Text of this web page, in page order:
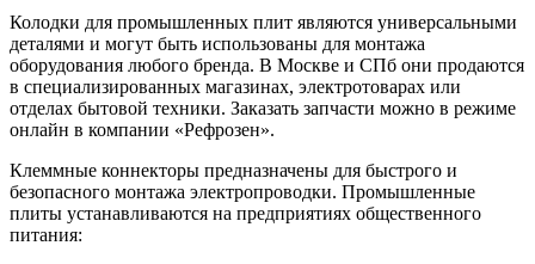
Колодки для промышленных плит являются универсальными
деталями и могут быть использованы для монтажа
оборудования любого бренда. В Москве и СПб они продаются
в специализированных магазинах, электротоварах или
отделах бытовой техники. Заказать запчасти можно в режиме
онлайн в компании «Рефрозен».
Клеммные коннекторы предназначены для быстрого и
безопасного монтажа электропроводки. Промышленные
плиты устанавливаются на предприятиях общественного
питания: